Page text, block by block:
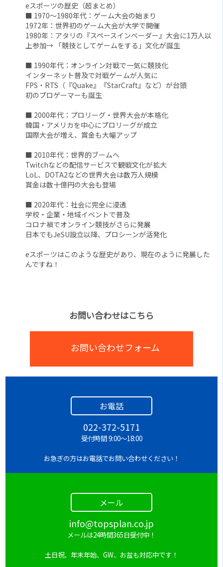
eスポーツの歴史（超まとめ）
■ 1970～1980年代：ゲーム大会の始まり
1972年：世界初のゲーム大会が大学で開催
1980年：アタリの『スペースインベーダー』大会に1万人以
上参加→ 「競技としてゲームをする」文化が誕生
■ 1990年代：オンライン対戦で一気に競技化
インターネット普及で対戦ゲームが人気に
FPS・RTS（『Quake』『StarCraft』など）が台頭
初のプロゲーマーも誕生
■ 2000年代：プロリーグ・世界大会が本格化
韓国・アメリカを中心にプロリーグが成立
国際大会が増え、賞金も大幅アップ
■ 2010年代：世界的ブームへ
Twitchなどの配信サービスで観戦文化が拡大
LoL、DOTA2などの世界大会は数万人規模
賞金は数十億円の大会も登場
■ 2020年代：社会に完全に浸透
学校・企業・地域イベントで普及
コロナ禍でオンライン競技がさらに発展
日本でもJeSU設立以降、プロシーンが活発化
eスポーツはこのような歴史があり、現在のように発展した
んですね！
お問い合わせはこちら
お問い合わせフォーム
お電話
022-372-5171
受付時間 9:00～18:00
お急ぎの方はお電話でお問い合わせください！
メール
info@topsplan.co.jp
メールは24時間365日受付中！
土日祝、年末年始、GW、お盆も対応中です！